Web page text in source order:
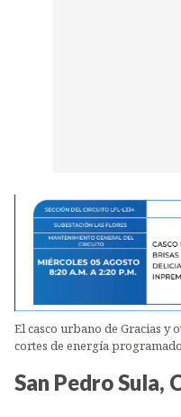
El casco urbano de Gracias y
cortes de energía
San Pedro Sula,